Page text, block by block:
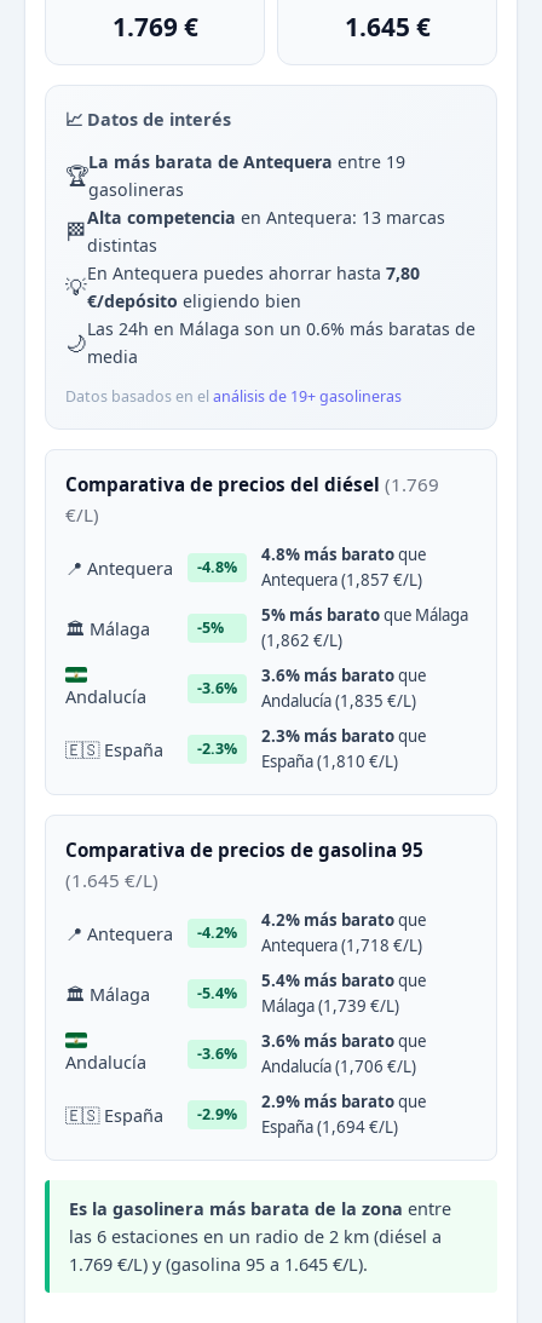
1.769 € 1.645 €
📈 Datos de interés
🏆La más barata de Antequera entre 19
gasolineras
🏁Alta competencia en Antequera: 13 marcas
distintas
💡En Antequera puedes ahorrar hasta 7,80
€/depósito eligiendo bien
🌙Las 24h en Málaga son un 0.6% más baratas de
media
Datos basados en el análisis de 19+ gasolineras
Comparativa de precios del diésel (1.769
€/L)
📍 Antequera -4.8%
4.8% más baratoque
Antequera (1,857 €/L)
🏛 Málaga -5%
5% más baratoque Málaga
(1,862 €/L)
Andalucía -3.6%
3.6% más baratoque
Andalucía (1,835 €/L)
🇪🇸 España -2.3%
2.3% más baratoque
España (1,810 €/L)
Comparativa de precios de gasolina 95
(1.645 €/L)
📍 Antequera -4.2%
4.2% más baratoque
Antequera (1,718 €/L)
🏛 Málaga -5.4%
5.4% más baratoque
Málaga (1,739 €/L)
Andalucía -3.6%
3.6% más baratoque
Andalucía (1,706 €/L)
🇪🇸 España -2.9%
2.9% más baratoque
España (1,694 €/L)
Es la gasolinera más barata de la zona entre
las 6 estaciones en un radio de 2 km (diésel a
1.769 €/L) y (gasolina 95 a 1.645 €/L).